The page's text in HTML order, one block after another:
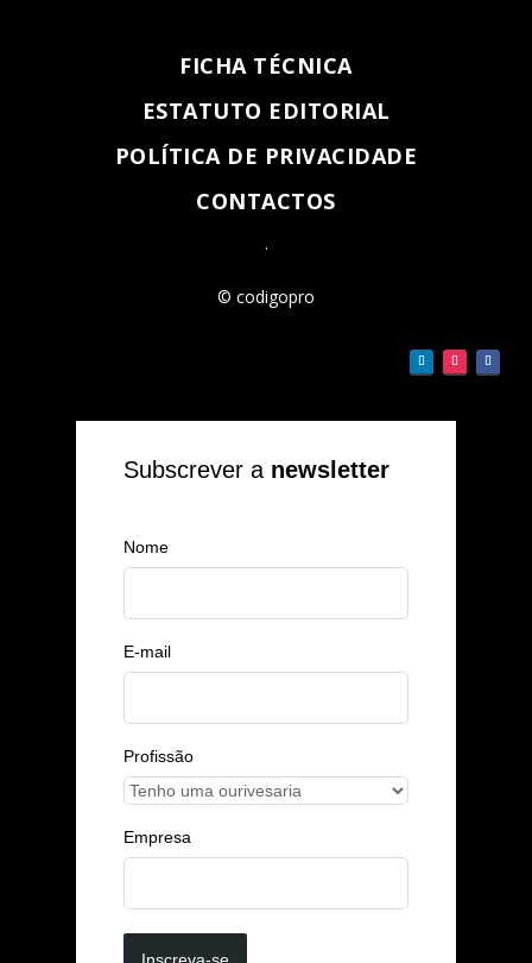
FICHA TÉCNICA
ESTATUTO EDITORIAL
POLÍTICA DE PRIVACIDADE
CONTACTOS
.
© codigopro
Subscrever a newsletter
Nome
E-mail
Profissão
Empresa
Inscreva-se